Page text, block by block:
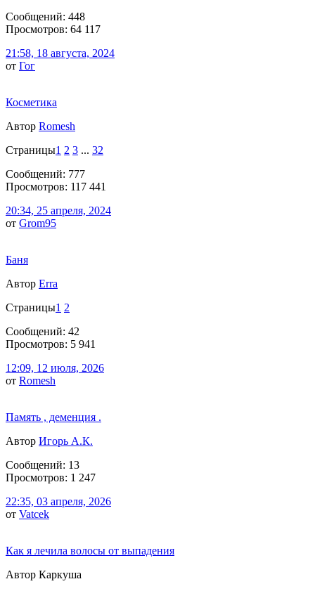
Сообщений: 448
Просмотров: 64 117
21:58, 18 августа, 2024
от Гог
Косметика
Автор Romesh
Страницы1 2 3 ... 32
Сообщений: 777
Просмотров: 117 441
20:34, 25 апреля, 2024
от Grom95
Баня
Автор Erra
Страницы1 2
Сообщений: 42
Просмотров: 5 941
12:09, 12 июля, 2026
от Romesh
Память , деменция .
Автор Игорь А.К.
Сообщений: 13
Просмотров: 1 247
22:35, 03 апреля, 2026
от Vatcek
Как я лечила волосы от выпадения
Автор Каркуша